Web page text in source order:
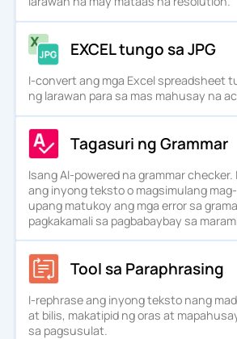
EXCEL tungo sa JPG
I-convert ang mga Excel spreadsheet
ng larawan para sa mas mahusay na
Tagasuri ng Grammar
Isang AI-powered na grammar
ang inyong teksto o magsimulang
upang matukoy ang mga error sa
pagkakamali sa pagbabaybay sa
Tool sa Paraphrasing
I-rephrase ang inyong teksto nang
at bilis, makatipid ng oras at
sa pagsusulat.